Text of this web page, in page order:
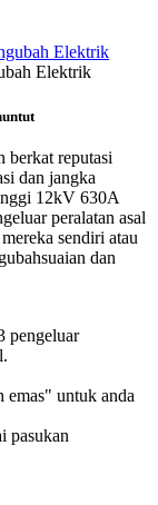
Elektrik
berkat reputasi
dan jangka
12kV 630A
peralatan asal
sendiri atau
dan
pengeluar
emas" untuk anda
pasukan